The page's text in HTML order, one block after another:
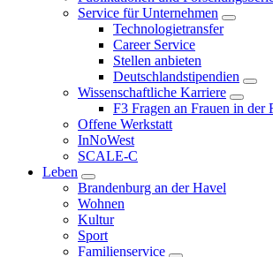
Service für Unternehmen
Technologietransfer
Career Service
Stellen anbieten
Deutschlandstipendien
Wissenschaftliche Karriere
F3 Fragen an Frauen in der
Offene Werkstatt
InNoWest
SCALE-C
Leben
Brandenburg an der Havel
Wohnen
Kultur
Sport
Familienservice